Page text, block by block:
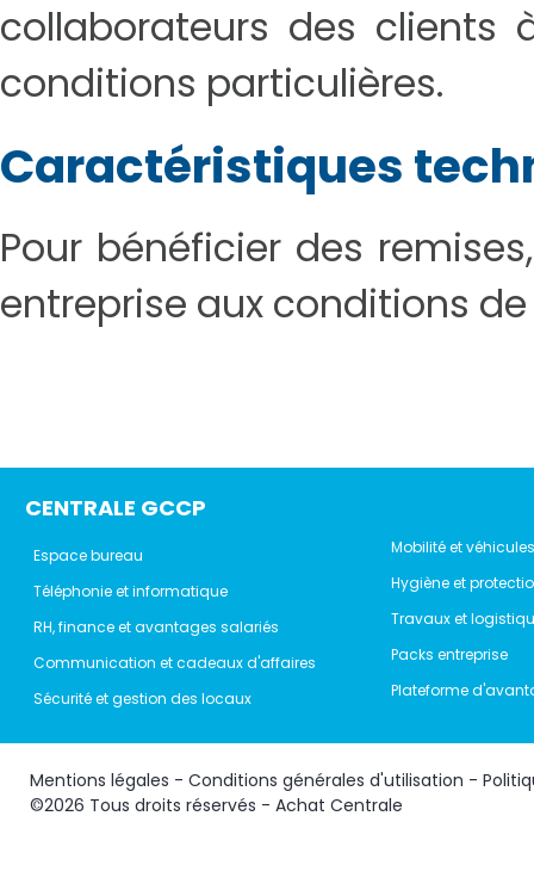
collaborateurs des clients
conditions particulières.
Caractéristiques
Pour bénéficier des
entreprise aux conditions
CENTRALE GCCP
Espace bureau
Téléphonie et informatique
RH, finance et avantages salariés
Communication et cadeaux d'affaires
Sécurité et gestion des locaux
Mobilité et véhicules
Hygiène et
Travaux et
Packs entreprise
Plateforme
Mentions légales - Conditions générales d'utilisation -
©2026 Tous droits réservés - Achat Centrale